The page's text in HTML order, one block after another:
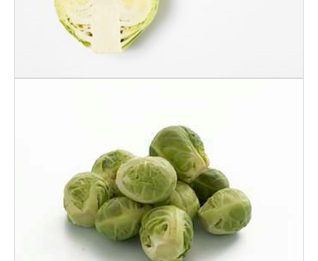
Rosenkål 500 Gr